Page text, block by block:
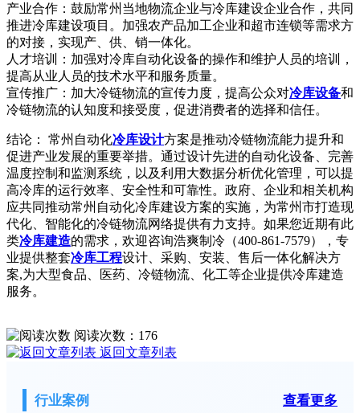
产业合作：鼓励常州当地物流企业与冷库建设企业合作，共同
推进冷库建设项目。加强农产品加工企业和超市连锁等需求方
的对接，实现产、供、销一体化。
人才培训：加强对冷库自动化设备的操作和维护人员的培训，
提高从业人员的技术水平和服务质量。
宣传推广：加大冷链物流的宣传力度，提高公众对冷库设备和
冷链物流的认知度和接受度，促进消费者的选择和信任。
结论： 常州自动化冷库设计方案是推动冷链物流能力提升和
促进产业发展的重要举措。通过设计先进的自动化设备、完善
温度控制和监测系统，以及利用大数据分析优化管理，可以提
高冷库的运行效率、安全性和可靠性。政府、企业和相关机构
应共同推动常州自动化冷库建设方案的实施，为常州市打造现
代化、智能化的冷链物流网络提供有力支持。 如果您近期有此
类冷库建造的需求，欢迎咨询浩爽制冷（400-861-7579），专
业提供整套冷库工程设计、采购、安装、售后一体化解决方
案,为大型食品、医药、冷链物流、化工等企业提供冷库建造
服务。
阅读次数： 176
返回文章列表
行业案例 查看更多